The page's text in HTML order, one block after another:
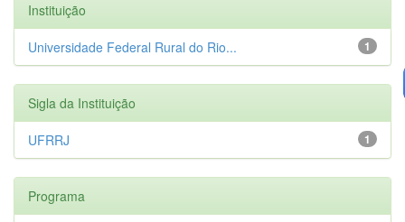
Instituição
1
Universidade Federal Rural do Rio...
Sigla da Instituição
1
UFRRJ
Programa